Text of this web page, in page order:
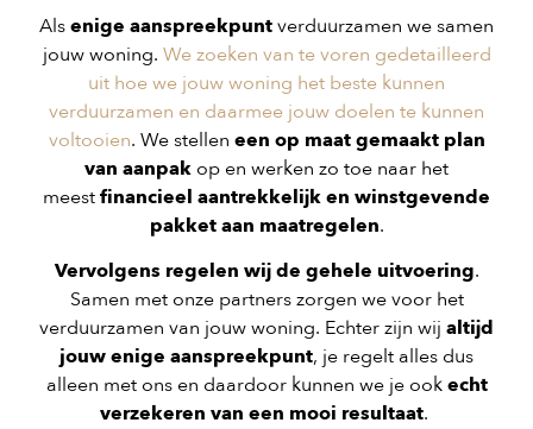
Alsenige aanspreekpuntverduurzamen we samen
jouw woning. We zoeken van te voren gedetailleerd
uit hoe we jouw woning het beste kunnen
verduurzamen en daarmee jouw doelen te kunnen
voltooien. We stellen een op maat gemaakt plan
van aanpak op en werken zo toe naar het
meestfinancieel aantrekkelijk en winstgevende
pakket aan maatregelen.
Vervolgens regelen wij de gehele uitvoering.
Samen met onze partners zorgen we voor het
verduurzamen van jouw woning. Echter zijn wij altijd
jouw enige aanspreekpunt, je regelt alles dus
alleen met ons en daardoor kunnen we je ookecht
verzekeren van een mooi resultaat.